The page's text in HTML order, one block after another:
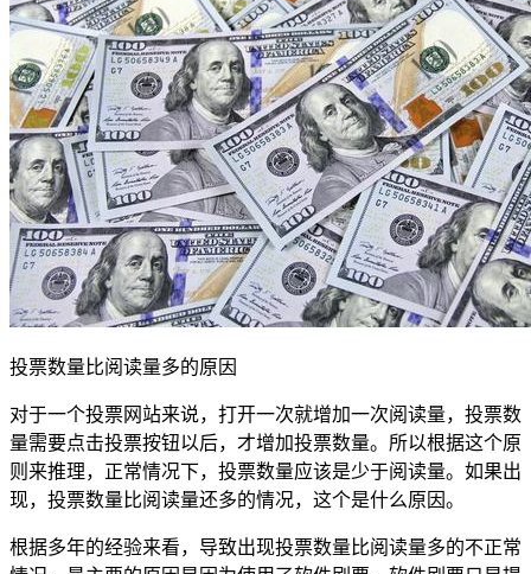
投票数量比阅读量多的原因
对于一个投票网站来说，打开一次就增加一次阅读量，投票数
量需要点击投票按钮以后，才增加投票数量。所以根据这个原
则来推理，正常情况下，投票数量应该是少于阅读量。如果出
现，投票数量比阅读量还多的情况，这个是什么原因。
根据多年的经验来看，导致出现投票数量比阅读量多的不正常